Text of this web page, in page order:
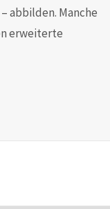
abbilden. Manche
erweiterte